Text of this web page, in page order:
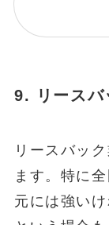
9. リース
リースバッ
ます。特に
元には強い